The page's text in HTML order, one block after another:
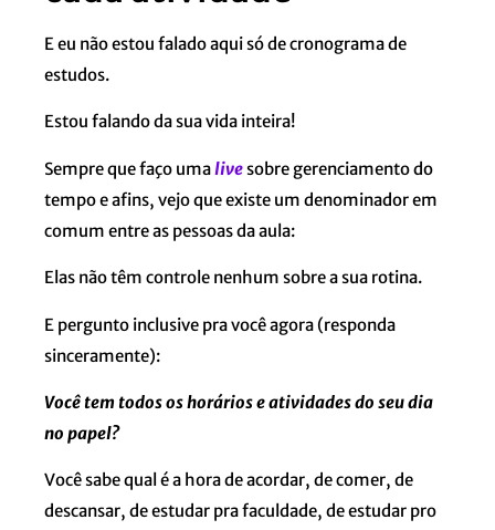
E eu não estou falado aqui só de cronograma de
estudos.
Estou falando da sua vida inteira!
Sempre que faço umalivesobre gerenciamento do
tempo e afins, vejo que existe um denominador em
comum entre as pessoas da aula:
Elas não têm controle nenhum sobre a sua rotina.
E pergunto inclusive pra você agora (responda
sinceramente):
Você tem todos os horários e atividades do seu dia
no papel?
Você sabe qual é a hora de acordar, de comer, de
descansar, de estudar pra faculdade, de estudar pro